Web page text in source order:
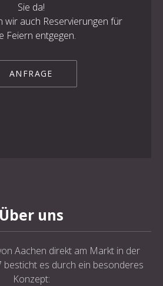
Sie da!
wir auch Reservierungen für
Feiern entgegen.
ANFRAGE
Über uns
Aachen direkt am Markt in der
besticht es durch ein besonderes
Konzept: